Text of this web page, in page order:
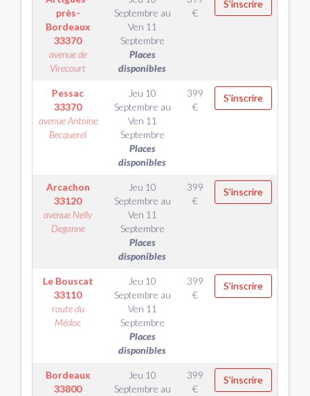
près-
Bordeaux
33370
avenue de
Virecourt
Septembre au
Ven 11
Septembre
Places
disponibles
€
S'inscrire
Pessac
33370
avenue Antoine
Becquerel
Jeu 10
Septembre au
Ven 11
Septembre
Places
disponibles
399
€
S'inscrire
Arcachon
33120
avenue Nelly
Deganne
Jeu 10
Septembre au
Ven 11
Septembre
Places
disponibles
399
€
S'inscrire
Le Bouscat
33110
route du
Médoc
Jeu 10
Septembre au
Ven 11
Septembre
Places
disponibles
399
€
S'inscrire
Bordeaux
33800
Jeu 10
Septembre au
399
€
S'inscrire